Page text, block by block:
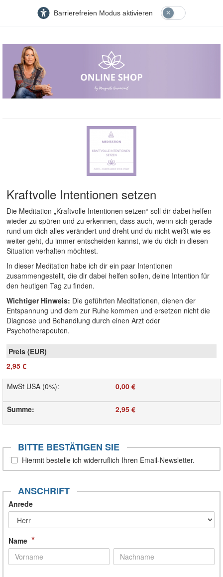
Barrierefreien Modus aktivieren
Kraftvolle Intentionen setzen
Die Meditation „Kraftvolle Intentionen setzen“ soll dir dabei helfen
wieder zu spüren und zu erkennen, dass auch, wenn sich gerade
rund um dich alles verändert und dreht und du nicht weißt wie es
weiter geht, du immer entscheiden kannst, wie du dich in diesen
Situation verhalten möchtest.
In dieser Meditation habe ich dir ein paar Intentionen
zusammengestellt, die dir dabei helfen sollen, deine Intention für
den heutigen Tag zu finden.
Wichtiger Hinweis: Die geführten Meditationen, dienen der
Entspannung und dem zur Ruhe kommen und ersetzen nicht die
Diagnose und Behandlung durch einen Arzt oder
Psychotherapeuten.
2,95 €
MwSt USA (0%): 0,00 €
Summe: 2,95 €
BITTE BESTÄTIGEN SIE
Hiermit bestelle ich widerruflich Ihren Email-Newsletter.
ANSCHRIFT
Anrede
Name *